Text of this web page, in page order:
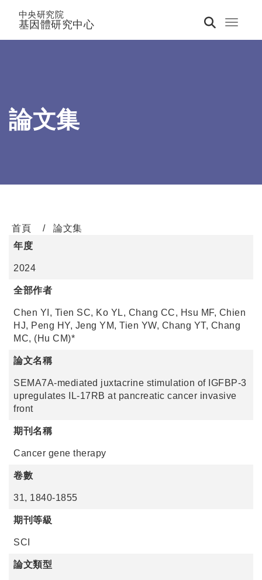
Toggle
中央研究院
基因體研究中心
論文集
首頁
論文集
年度
2024
全部作者
Chen YI, Tien SC, Ko YL, Chang CC, Hsu MF, Chien
HJ, Peng HY, Jeng YM, Tien YW, Chang YT, Chang
MC, (Hu CM)*
論文名稱
SEMA7A-mediated juxtacrine stimulation of IGFBP-3
upregulates IL-17RB at pancreatic cancer invasive
front
期刊名稱
Cancer gene therapy
卷數
31, 1840-1855
期刊等級
SCI
論文類型